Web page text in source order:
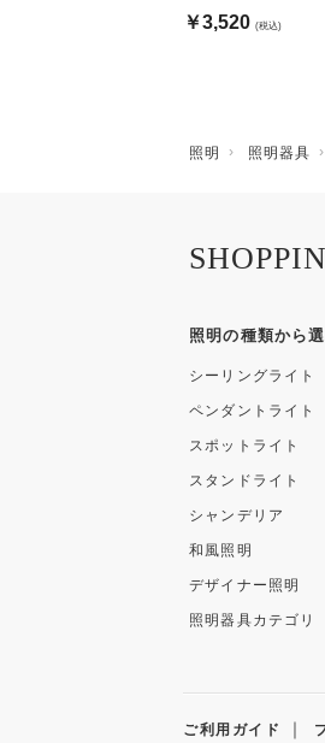
ークゴールド
￥3,520 (税込)
照明 照明器具
照明の種類から
シーリングライト
ペンダントライト
スポットライト
スタンドライト
シャンデリア
和風照明
デザイナー照明
照明器具カテゴリ
ご利用ガイド ｜